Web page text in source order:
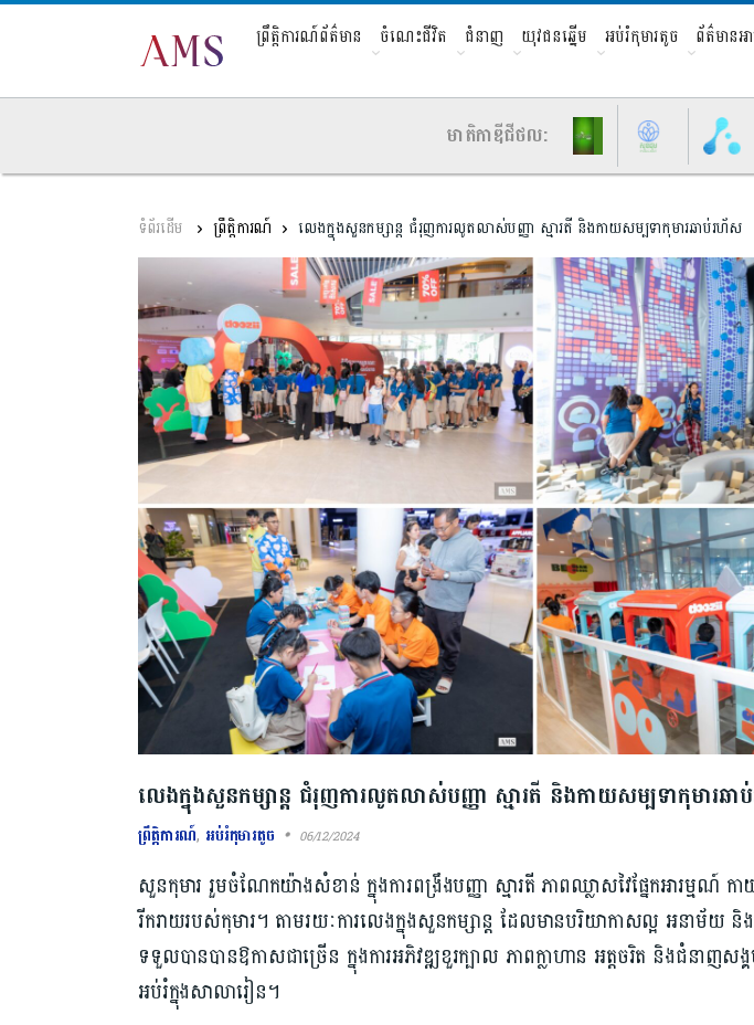
ព្រឹត្តិការណ៍ព័ត៌មាន ចំណេះជីវិត ជំនាញ យុវជនឆ្នើម អប់រំកុមារតូច ព័ត៌មាន
មាតិកាឌីជីថល:
ព្រឹត្តិការណ៍ លេងក្នុងសួនកម្សាន្ត ជំរុញការលូតលាស់បញ្ញា ស្មារតី និងកាយសម្បទាកុមារឆាប់រហ័ស
លេងក្នុងសួនកម្សាន្ត ជំរុញការលូតលាស់បញ្ញា ស្មារតី និងកាយសម្បទាកុមារឆ
ព្រឹត្តិការណ៍, អប់រំកុមារតូច 06/12/2024
សួនកុមារ រួមចំណែកយ៉ាងសំខាន់ ក្នុងការពង្រឹងបញ្ញា ស្មារតី ភាពឈ្លាសវៃផ្នែកអារម្មណ៍
រីករាយរបស់កុមារ។ តាមរយៈការលេងក្នុងសួនកម្សាន្ត ដែលមានបរិយាកាសល្អ អនាម័យ និង
ទទួលបានបានឱកាសជាច្រើន ក្នុងការអភិវឌ្ឍខួរក្បាល ភាពក្លាហាន អត្តចរិត និងជំនាញស
អប់រំក្នុងសាលារៀន។